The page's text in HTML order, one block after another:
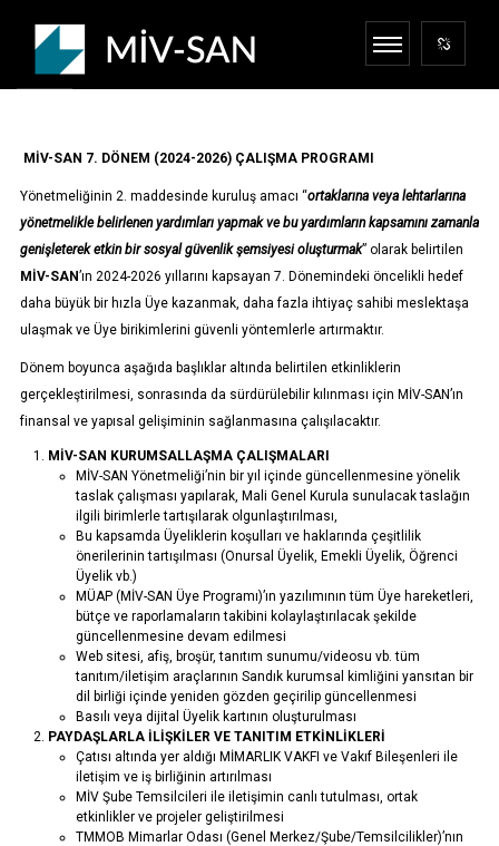
MİV-SAN 7. DÖNEM (2024-2026) ÇALIŞMA PROGRAMI
Yönetmeliğinin 2. maddesinde kuruluş amacı “ortaklarına veya lehtarlarına
yönetmelikle belirlenen yardımları yapmak ve bu yardımların kapsamını zamanla
genişleterek etkin bir sosyal güvenlik şemsiyesi oluşturmak” olarak belirtilen
MİV-SAN’ın 2024-2026 yıllarını kapsayan 7. Dönemindeki öncelikli hedef
daha büyük bir hızla Üye kazanmak, daha fazla ihtiyaç sahibi meslektaşa
ulaşmak ve Üye birikimlerini güvenli yöntemlerle artırmaktır.
Dönem boyunca aşağıda başlıklar altında belirtilen etkinliklerin
gerçekleştirilmesi, sonrasında da sürdürülebilir kılınması için MİV-SAN’ın
finansal ve yapısal gelişiminin sağlanmasına çalışılacaktır.
MİV-SAN KURUMSALLAŞMA ÇALIŞMALARI
MİV-SAN Yönetmeliği’nin bir yıl içinde güncellenmesine yönelik
taslak çalışması yapılarak, Mali Genel Kurula sunulacak taslağın
ilgili birimlerle tartışılarak olgunlaştırılması,
Bu kapsamda Üyeliklerin koşulları ve haklarında çeşitlilik
önerilerinin tartışılması (Onursal Üyelik, Emekli Üyelik, Öğrenci
Üyelik vb.)
MÜAP (MİV-SAN Üye Programı)’ın yazılımının tüm Üye hareketleri,
bütçe ve raporlamaların takibini kolaylaştırılacak şekilde
güncellenmesine devam edilmesi
Web sitesi, afiş, broşür, tanıtım sunumu/videosu vb. tüm
tanıtım/iletişim araçlarının Sandık kurumsal kimliğini yansıtan bir
dil birliği içinde yeniden gözden geçirilip güncellenmesi
Basılı veya dijital Üyelik kartının oluşturulması
PAYDAŞLARLA İLİŞKİLER VE TANITIM ETKİNLİKLERİ
Çatısı altında yer aldığı MİMARLIK VAKFI ve Vakıf Bileşenleri ile
iletişim ve iş birliğinin artırılması
MİV Şube Temsilcileri ile iletişimin canlı tutulması, ortak
etkinlikler ve projeler geliştirilmesi
TMMOB Mimarlar Odası (Genel Merkez/Şube/Temsilcilikler)’nın